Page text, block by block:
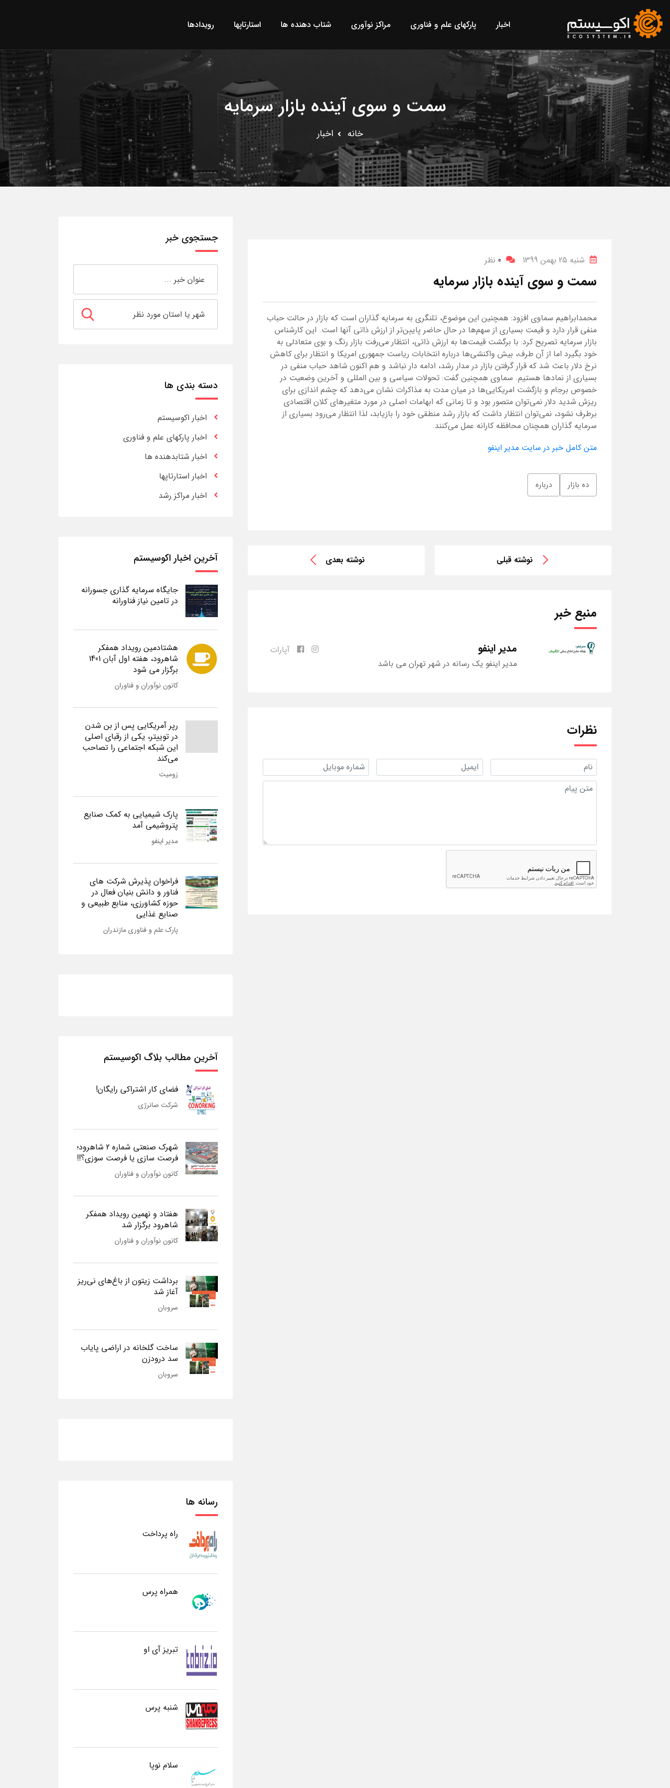
اخبار پارکهای علم و فناوری مراکز نوآوری شتاب دهنده ها استارتاپها رویدادها
سمت و سوی آینده بازار سرمایه
خانه اخبار
شنبه 25 بهمن 1399 0 نظر
سمت و سوی آینده بازار سرمایه
محمدابراهیم سماوی افزود: همچنین این موضوع، تلنگری به سرمایه گذاران است که بازار در حالت حباب
منفی قرار دارد و قیمت بسیاری از سهم‌ها در حال حاضر پایین‌تر از ارزش ذاتی آنها است. این کارشناس
بازار سرمایه تصریح کرد: با برگشت قیمت‌ها به ارزش ذاتی، انتظار می‌رفت بازار رنگ و بوی متعادلی به
خود بگیرد اما از آن طرف، بیش واکنشی‌ها درباره انتخابات ریاست جمهوری امریکا و انتظار برای کاهش
نرخ دلار باعث شد که قرار گرفتن بازار در مدار رشد، ادامه دار نباشد و هم اکنون شاهد حباب منفی در
بسیاری از نمادها هستیم. سماوی همچنین گفت: تحولات سیاسی و بین المللی و آخرین وضعیت در
خصوص برجام و بازگشت امریکایی‌ها در میان مدت به مذاکرات نشان می‌دهد که چشم اندازی برای
ریزش شدید دلار نمی‌توان متصور بود و تا زمانی که ابهامات اصلی در مورد متغیرهای کلان اقتصادی
برطرف نشود، نمی‌توان انتظار داشت که بازار رشد منطقی خود را بازیابد، لذا انتظار می‌رود بسیاری از
سرمایه گذاران همچنان محافظه کارانه عمل می‌کنند.
متن کامل خبر در سایت مدیر اینفو
ده بازار درباره
نوشته قبلی نوشته بعدی
منبع خبر
مدیر اینفو
مدیر اینفو یک رسانه در شهر تهران می باشد
آپارات
نظرات
جستجوی خبر
دسته بندی ها
اخبار اکوسیستم
اخبار پارکهای علم و فناوری
اخبار شتابدهنده ها
اخبار استارتاپها
اخبار مراکز رشد
آخرین اخبار اکوسیستم
جایگاه سرمایه گذاری جسورانه
در تامین نیاز فناورانه
هشتادمین رویداد همفکر
شاهرود، هفته اول آبان 1401
برگزار می شود
کانون نوآوران و فناوران
رپر آمریکایی پس از بن شدن
در توییتر، یکی از رقبای اصلی
این شبکه اجتماعی را تصاحب
می‌کند
زومیت
پارک شیمیایی به کمک صنایع
پتروشیمی آمد
مدیر اینفو
فراخوان پذیرش شرکت های
فناور و دانش بنیان فعال در
حوزه کشاورزی، منابع طبیعی و
صنایع غذایی
پارک علم و فناوری مازندران
آخرین مطالب بلاگ اکوسیستم
فضای کار اشتراکی رایگان!
شرکت صانرژی
شهرک صنعتی شماره 2 شاهرود؛
فرصت سازی یا فرصت سوزی؟!!
کانون نوآوران و فناوران
هفتاد و نهمین رویداد همفکر
شاهرود برگزار شد
کانون نوآوران و فناوران
برداشت زیتون از باغ‌های نی‌ریز
آغاز شد
سروبان
ساخت گلخانه در اراضی پایاب
سد درودزن
سروبان
رسانه ها
راه پرداخت
همراه پرس
تبریز آی او
شنبه پرس
سلام نوپا